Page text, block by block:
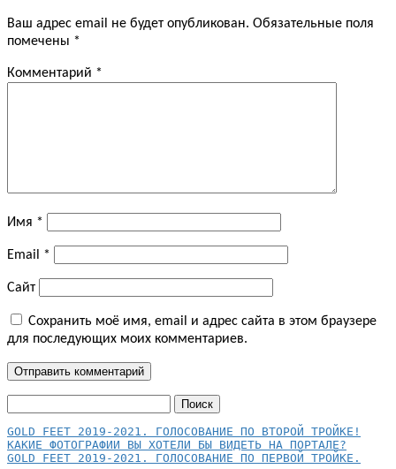
Ваш адрес email не будет опубликован. Обязательные поля
помечены *
Комментарий *
Имя *
Email *
Сайт
Сохранить моё имя, email и адрес сайта в этом браузере
для последующих моих комментариев.
КАКИЕ ФОТОГРАФИИ ВЫ ХОТЕЛИ БЫ ВИДЕТЬ НА ПОРТАЛЕ?
GOLD FEET 2019-2021. ГОЛОСОВАНИЕ ПО ПЕРВОЙ ТРОЙКЕ.